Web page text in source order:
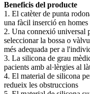
Beneficis del producte
1. El catèter de punta
una fàcil inserció en homes
2. Una connexió universal
seleccionar la bossa o
més adequada per a
3. La silicona de grau
pacients amb al·lèrgies al
4. El material de silicona
redueix les obstruccions